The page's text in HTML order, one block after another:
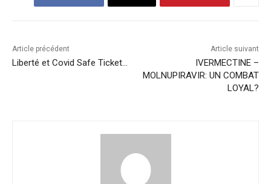
Article précédent
Liberté et Covid Safe Ticket…
Article suivant
IVERMECTINE –
MOLNUPIRAVIR: UN COMBAT
LOYAL?